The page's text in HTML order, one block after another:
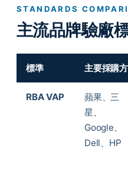
STANDARDS
主流品牌驗廠
標準 主要採購方
RBA VAP
蘋果、三
星、
Google、
Dell、HP